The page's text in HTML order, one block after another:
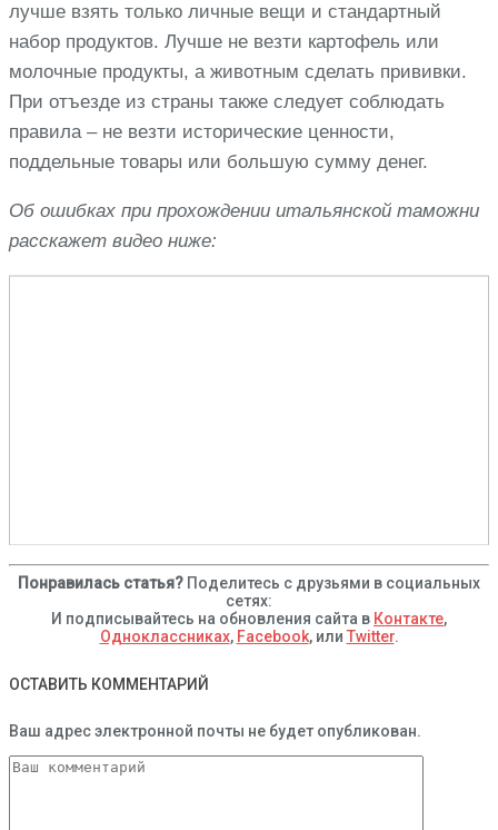
лучше взять только личные вещи и стандартный
набор продуктов. Лучше не везти картофель или
молочные продукты, а животным сделать прививки.
При отъезде из страны также следует соблюдать
правила – не везти исторические ценности,
поддельные товары или большую сумму денег.
Об ошибках при прохождении итальянской таможни
расскажет видео ниже:
Понравилась статья? Поделитесь с друзьями в социальных
сетях:
И подписывайтесь на обновления сайта в Контакте,
Одноклассниках, Facebook, или Twitter.
ОСТАВИТЬ КОММЕНТАРИЙ
Ваш адрес электронной почты не будет опубликован.